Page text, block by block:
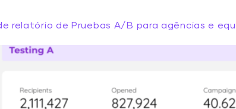
relatório de Pruebas A/B para agências e